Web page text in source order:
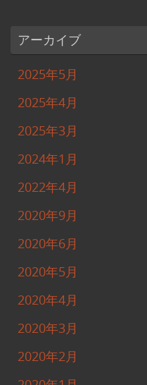
アーカイブ
2025年5月
2025年4月
2025年3月
2024年1月
2022年4月
2020年9月
2020年6月
2020年5月
2020年4月
2020年3月
2020年2月